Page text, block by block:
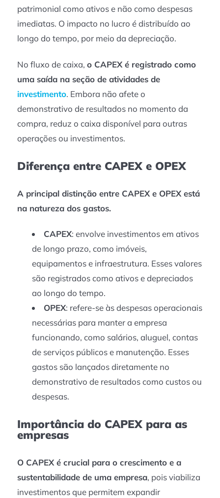
patrimonial como ativos e não como despesas
imediatas. O impacto no lucro é distribuído ao
longo do tempo, por meio da depreciação.
No fluxo de caixa,o CAPEX é registrado como
uma saída na seção de atividades de
investimento. Embora não afete o
demonstrativo de resultados no momento da
compra, reduz o caixa disponível para outras
operações ou investimentos.
Diferença entre CAPEX e OPEX
A principal distinção entre CAPEX e OPEX está
na natureza dos gastos.
CAPEX: envolve investimentos em ativos
de longo prazo, como imóveis,
equipamentos e infraestrutura. Esses valores
são registrados como ativos e depreciados
ao longo do tempo.
OPEX: refere-se às despesas operacionais
necessárias para manter a empresa
funcionando, como salários, aluguel, contas
de serviços públicos e manutenção. Esses
gastos são lançados diretamente no
demonstrativo de resultados como custos ou
despesas.
Importância do CAPEX para as
empresas
O CAPEX é crucial para o crescimento e a
sustentabilidade de uma empresa, pois viabiliza
investimentos que permitem expandir